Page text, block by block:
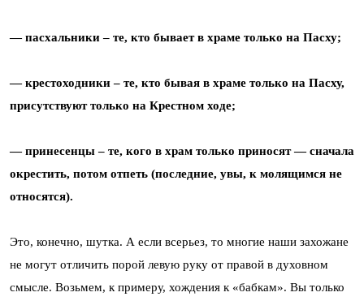
— пасхальники – те, кто бывает в храме только на Пасху;
— крестоходники – те, кто бывая в храме только на Пасху,
присутствуют только на Крестном ходе;
— принесенцы – те, кого в храм только приносят — сначала
окрестить, потом отпеть (последние, увы, к молящимся не
относятся).
Это, конечно, шутка. А если всерьез, то многие наши захожане
не могут отличить порой левую руку от правой в духовном
смысле. Возьмем, к примеру, хождения к «бабкам». Вы только